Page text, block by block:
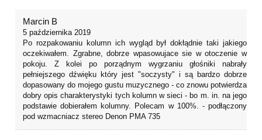
Marcin B
5 października 2019
Po rozpakowaniu kolumn ich wygląd był dokłądnie taki jakiego
oczekiwałem. Zgrabne, dobrze wpasowujace sie w otoczenie w
pokoju. Z kolei po porządnym wygrzaniu głośniki nabrały
pełniejszego dźwięku który jest "soczysty" i są bardzo dobrze
dopasowany do mojego gustu muzycznego - co znowu potwierdza
dobry opis charakterystyki tych kolumn w sieci - bo m. in. na jego
podstawie dobierałem kolumny. Polecam w 100%. - podłączony
pod wzmacniacz stereo Denon PMA 735